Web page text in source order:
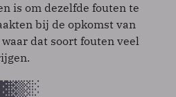
is om dezelfde fouten te
bij de opkomst van
dat soort fouten veel